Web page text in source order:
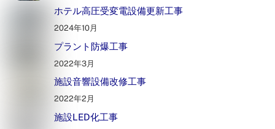
ホテル高圧受変電設備更新工事
2024年10月
プラント防爆工事
2022年3月
施設音響設備改修工事
2022年2月
施設LED化工事